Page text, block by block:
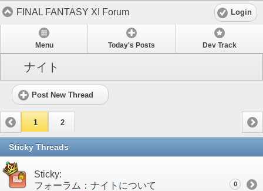
FINAL FANTASY XI Forum Login
Menu Today's Posts Dev Track
ナイト
Post New Thread
1 2
Sticky Threads
Sticky:
フォーラム：ナイトについて
0